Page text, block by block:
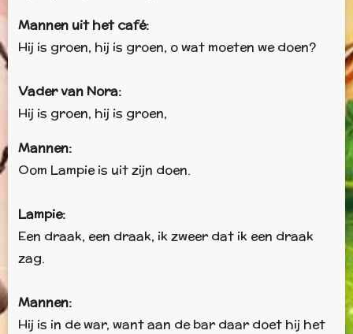
Mannen uit het café:
Hij is groen, hij is groen, o wat moeten we doen?
Vader van Nora:
Hij is groen, hij is groen,
Mannen:
Oom Lampie is uit zijn doen.
Lampie:
Een draak, een draak, ik zweer dat ik een draak
zag.
Mannen:
Hij is in de war, want aan de bar daar doet hij het